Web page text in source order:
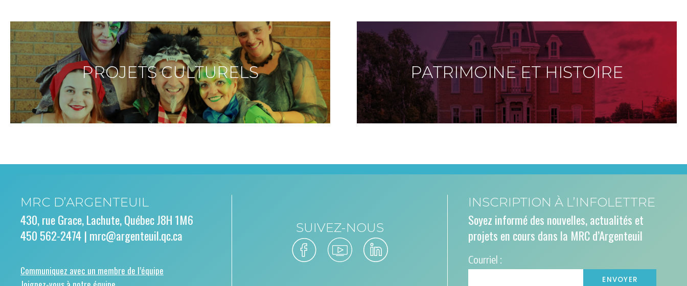
PROJETS CULTURELS PATRIMOINE ET HISTOIRE
MRC D’ARGENTEUIL
430, rue Grace, Lachute, Québec J8H 1M6
450 562-2474 | mrc@argenteuil.qc.ca
Communiquez avec un membre de l’équipe
SUIVEZ-NOUS
INSCRIPTION À L’INFOLETTRE
Soyez informé des nouvelles, actualités et
projets en cours dans la MRC d’Argenteuil
Courriel :